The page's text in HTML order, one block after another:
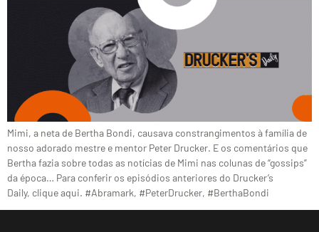
Mimi, a neta de Bertha Bondi, causava constrangimentos à família de
nosso adorado mestre e mentor Peter Drucker. E os comentários que
Bertha fazia sobre todas as notícias de Mimi nas colunas de “gossips”
da época… Para conferir os episódios anteriores do Drucker’s
Daily, clique aqui. #Abramark, #PeterDrucker, #BerthaBondi